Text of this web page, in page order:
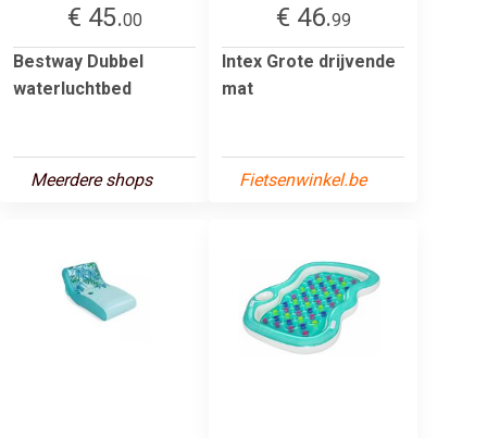
€ 45.00
Bestway Dubbel
waterluchtbed
Meerdere shops
€ 46.99
Intex Grote drijvende
mat
Fietsenwinkel.be